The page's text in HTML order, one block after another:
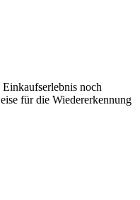
noch
für die Wiedererkennung